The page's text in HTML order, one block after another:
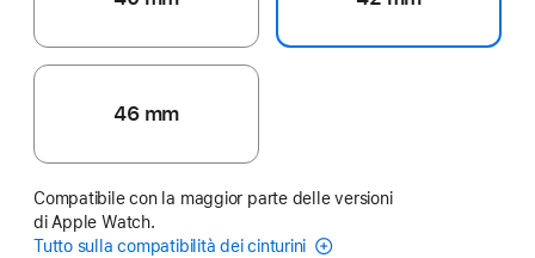
46 mm
Compatibile con la maggior parte delle versioni
di Apple Watch.
Tutto sulla compatibilità dei cinturini